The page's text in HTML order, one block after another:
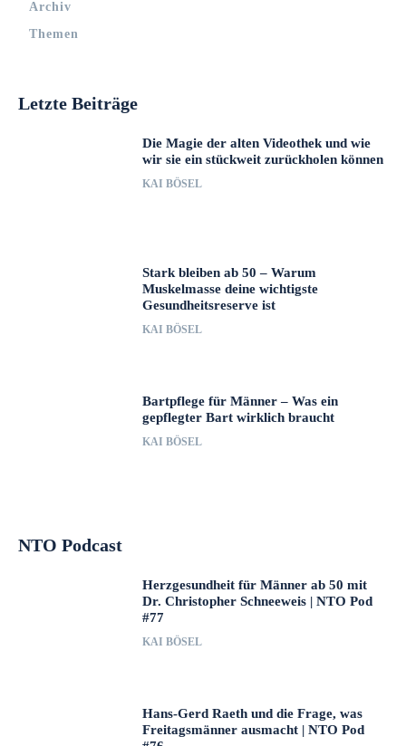
Archiv
Themen
Letzte Beiträge
Die Magie der alten Videothek und wie
wir sie ein stückweit zurückholen können
KAI BÖSEL
Stark bleiben ab 50 – Warum
Muskelmasse deine wichtigste
Gesundheitsreserve ist
KAI BÖSEL
Bartpflege für Männer – Was ein
gepflegter Bart wirklich braucht
KAI BÖSEL
NTO Podcast
Herzgesundheit für Männer ab 50 mit
Dr. Christopher Schneeweis | NTO Pod
#77
KAI BÖSEL
Hans-Gerd Raeth und die Frage, was
Freitagsmänner ausmacht | NTO Pod